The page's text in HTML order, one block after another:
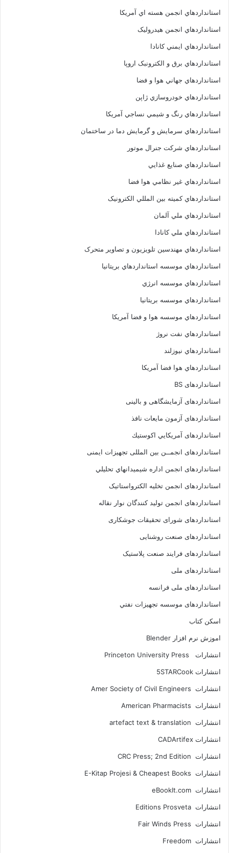
استانداردهاي انجمن هسته اي آمريکا
استانداردهاي انجمن هيدروليک
استانداردهاي ايمني کانادا
استانداردهاي برق و الکترونبک اروپا
استانداردهاي جهاني هوا و فضا
استانداردهاي خودروسازي ژاپن
استانداردهاي رنگ و شيمي نساجي آمريکا
استانداردهاي سرمايش و گرمايش دما در ساختمان
استانداردهاي شرکت جنرال موتور
استانداردهاي صنايع غذايي
استانداردهاي غير نظامي هوا فضا
استانداردهاي کميته بين المللي الکترونيک
استانداردهاي ملي آلمان
استانداردهاي ملي کانادا
استانداردهاي مهندسين تلويزيون و تصاوير متحرک
استانداردهاي موسسه استانداردهاي بريتانيا
استانداردهاي موسسه انرژي
استانداردهاي موسسه بريتانيا
استانداردهاي موسسه هوا و فضا آمريکا
استانداردهاي نفت نروژ
استانداردهاي نيوزلند
استانداردهاي هوا فضا آمريکا
استانداردهای BS
استانداردهای آزمایشگاهی و بالینی
استانداردهای آزمون مایعات نافذ
استانداردهای آمريكايي اكوستيك
استانداردهای انجمــن بين المللى تجهيزات ايمنى
استانداردهای انجمن اداره شيميدانهاي تحليلي
استانداردهای انجمن تخليه الکترواستاتيک
استانداردهای انجمن توليد کنندگان نوار نقاله
استانداردهای شورای تحقیقات جوشکاری
استانداردهای صنعت روشنایی
استانداردهای فرايند صنعت پلاستيک
استانداردهای ملی
استانداردهای ملی فرانسه
استانداردهای موسسه تجهيزات نفتي
اسکن کتاب
اموزش نرم افزار Blender
انتشارات Princeton University Press
انتشارات ‎ 5STARCook
انتشارات Amer Society of Civil Engineers
انتشارات American Pharmacists
انتشارات artefact text & translation
انتشارات ‎ CADArtifex
انتشارات CRC Press; 2nd Edition
انتشارات E-Kitap Projesi & Cheapest Books
انتشارات eBookIt.com
انتشارات Editions Prosveta
انتشارات Fair Winds Press
انتشارات Freedom